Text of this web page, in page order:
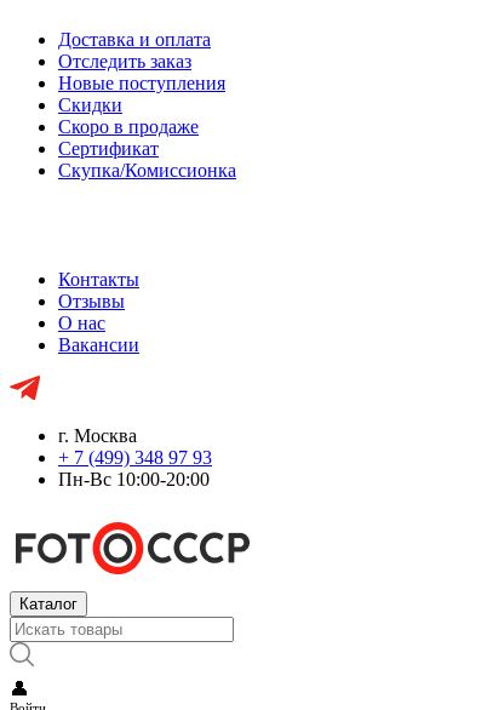
Доставка и оплата
Отследить заказ
Новые поступления
Скидки
Скоро в продаже
Сертификат
Скупка/Комиссионка
Контакты
Отзывы
О нас
Вакансии
г. Москва
+ 7 (499) 348 97 93
Пн-Вс 10:00-20:00
Каталог
👤